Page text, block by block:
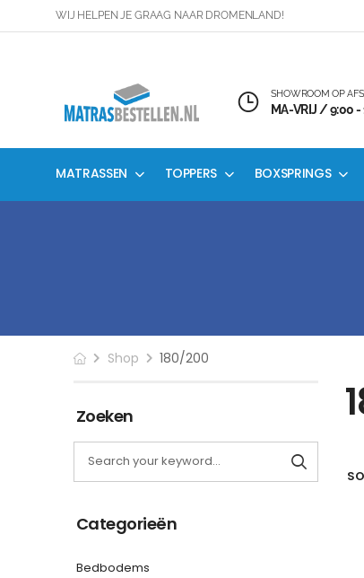
WIJ HELPEN JE GRAAG NAAR DROMENLAND!
SHOWROOM OP
MA-VRIJ / 9:00 -
MATRASSEN TOPPERS BOXSPRINGS
Shop 180/200
Zoeken
Categorieën
Bedbodems